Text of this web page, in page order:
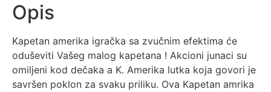
Opis
Kapetan amerika igračka sa zvučnim efektima će
oduševiti Vašeg malog kapetana ! Akcioni junaci su
omiljeni kod dečaka a K. Amerika lutka koja govori je
savršen poklon za svaku priliku. Ova Kapetan amrika